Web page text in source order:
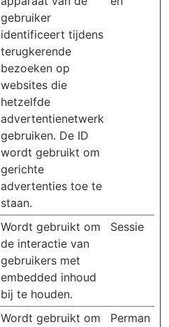
gebruiker
identificeert tijdens
terugkerende
bezoeken op
websites die
hetzelfde
advertentienetwerk
gebruiken. De ID
wordt gebruikt om
gerichte
advertenties toe te
staan.
Wordt gebruikt om
de interactie van
gebruikers met
embedded inhoud
bij te houden.
Sessie
Wordt gebruikt om
Perman